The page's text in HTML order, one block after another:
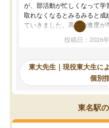
が、部活動が忙しくなって学
取れなくなるとみるみると成
ていきました。高校の進度が
供も家に帰って勉強の話する
応を示します。東大先生にお
れるので、親としても安心で
使える自習室とかもあり、わ
ところがあれば先生が回答し
のも重宝しています。
投稿日：2026
東大先生｜現役東大生に
個別
東名駅